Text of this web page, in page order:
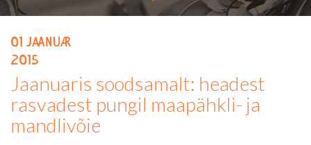
01 jaanuar
2015
Jaanuaris soodsamalt: headest
rasvadest pungil maapähkli- ja
mandlivõie